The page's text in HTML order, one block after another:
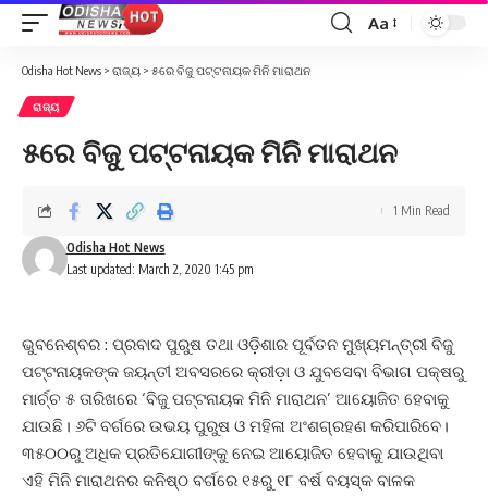
Font
Aa
Odisha Hot News > ରାଜ୍ୟ > ୫ରେ ବିଜୁ ପଟ୍ଟନାୟକ ମିନି ମାରାଥନ
ରାଜ୍ୟ
୫ରେ ବିଜୁ ପଟ୍ଟନାୟକ ମିନି ମାରାଥନ
Last updated: March 2, 2020 1:45 pm
Odisha Hot News
1 Min Read
ଭୁବନେଶ୍ବର : ପ୍ରବାଦ ପୁରୁଷ ତଥା ଓଡ଼ିଶାର ପୂର୍ବତନ ମୁଖ୍ୟମନ୍ତ୍ରୀ ବିଜୁ
ପଟ୍ଟନାୟକଙ୍କ ଜୟନ୍ତୀ ଅବସରରେ କ୍ରୀଡ଼ା ଓ ଯୁବସେବା ବିଭାଗ ପକ୍ଷରୁ
ମାର୍ଚ୍ଚ ୫ ତାରିଖରେ ‘ବିଜୁ ପଟ୍ଟନାୟକ ମିନି ମାରାଥନ’ ଆୟୋଜିତ ହେବାକୁ
ଯାଉଛି। ୬ଟି ବର୍ଗରେ ଉଭୟ ପୁରୁଷ ଓ ମହିଳା ଅଂଶଗ୍ରହଣ କରିପାରିବେ।
୩୫୦୦ରୁ ଅଧିକ ପ୍ରତିଯୋଗୀଙ୍କୁ ନେଇ ଆୟୋଜିତ ହେବାକୁ ଯାଉଥିବା
ଏହି ମିନି ମାରାଥନର କନିଷ୍ଠ ବର୍ଗରେ ୧୫ରୁ ୧୮ ବର୍ଷ ବୟସ୍କ ବାଳକ